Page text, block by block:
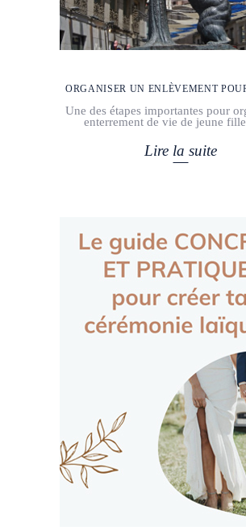
ORGANISER UN ENLÈVEMENT
Une des étapes importantes pour
enterrement de vie de jeune
Lire la suite